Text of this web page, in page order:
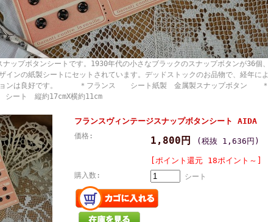
ンシートです。1930年代の小さなブラックのスナップボタンが36個、
インの紙製シートにセットされています。デッドストックのお品物で、経年によ
ションは良好です。 ＊フランス シート紙製 金属製スナップボタン ＊
ト 縦約17cmX横約11cm
フランスヴィンテージスナップボタンシート AIDA
価格: 1,800円 (税抜 1,636円)
[ポイント還元 18ポイント～]
購入数: シート